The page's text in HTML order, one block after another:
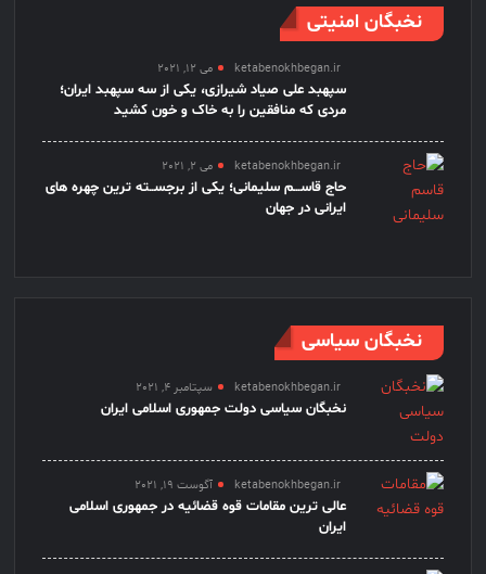
نخبگان امنیتی
ketabenokhbegan.ir می 12, 2021
سپهبد علی صیاد شیرازی، یکی از سه سپهبد ایران؛
مردی که منافقین را به خاک و خون کشید
ketabenokhbegan.ir می 2, 2021
حاج قاســـم سلیمانی؛ یکی از برجســته ترین چهره های
ایرانی در جهان
نخبگان سیاسی
ketabenokhbegan.ir سپتامبر 4, 2021
نخبگان سیاسی دولت جمهوری اسلامی ایران
ketabenokhbegan.ir آگوست 19, 2021
عالی ترین مقامات قوه قضائیه در جمهوری اسلامی
ایران